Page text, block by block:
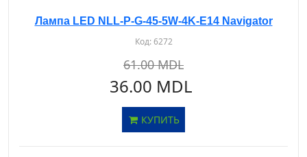
Лампа LED NLL-P-G-45-5W-4K-E14 Navigator
Код:6272
61.00 MDL
36.00 MDL
КУПИТЬ